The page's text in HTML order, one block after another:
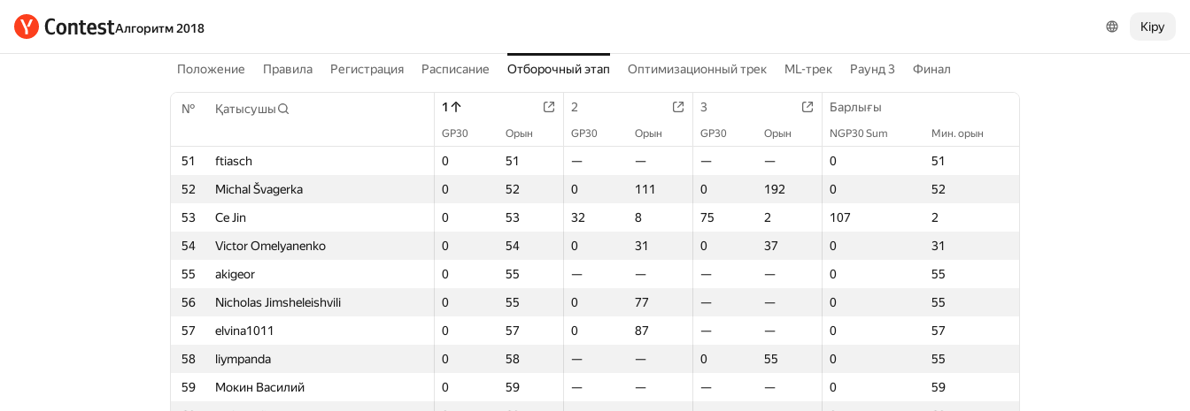
Алгоритм 2018 Кіру
Положение Правила Регистрация Расписание Отборочный этап Оптимизационный трек ML-трек Раунд 3 Финал
№ Қатысушы 1 2 3 Барлығы
GP30 Орын GP30 Орын GP30 Орын NGP30 Sum Мин. орын
51 ftiasch 0 51 — — — — 0
51
52
Michal Švagerka 0 52 0 111 0 192 0
52
53
Ce Jin 0 53 32 8 75 2 107
2
54
Victor Omelyanenko 0 54 0 31 0 37 0
31
55
akigeor 0 55 — — — — 0
55
56
Nicholas Jimsheleishvili 0 55 0 77 — — 0
55
57
elvina1011 0 57 0 87 — — 0
57
58
liympanda 0 58 — — 0 55 0
55
59
Мокин Василий 0 59 — — — — 0
59